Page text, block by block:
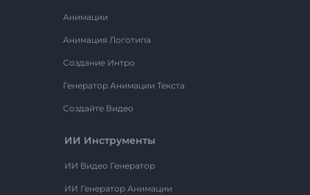
Анимации
Анимация Логотипа
Создание Интро
Генератор Анимации Текста
Создайте Видео
ИИ Инструменты
ИИ Видео Генератор
ИИ Генератор Анимации